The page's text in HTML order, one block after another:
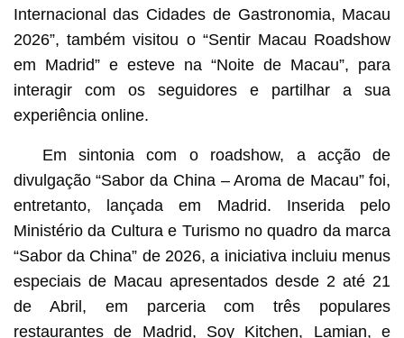
Internacional das Cidades de Gastronomia, Macau
2026”, também visitou o “Sentir Macau Roadshow
em Madrid” e esteve na “Noite de Macau”, para
interagir com os seguidores e partilhar a sua
experiência online.
Em sintonia com o roadshow, a acção de
divulgação “Sabor da China – Aroma de Macau” foi,
entretanto, lançada em Madrid. Inserida pelo
Ministério da Cultura e Turismo no quadro da marca
“Sabor da China” de 2026, a iniciativa incluiu menus
especiais de Macau apresentados desde 2 até 21
de Abril, em parceria com três populares
restaurantes de Madrid, Soy Kitchen, Lamian, e